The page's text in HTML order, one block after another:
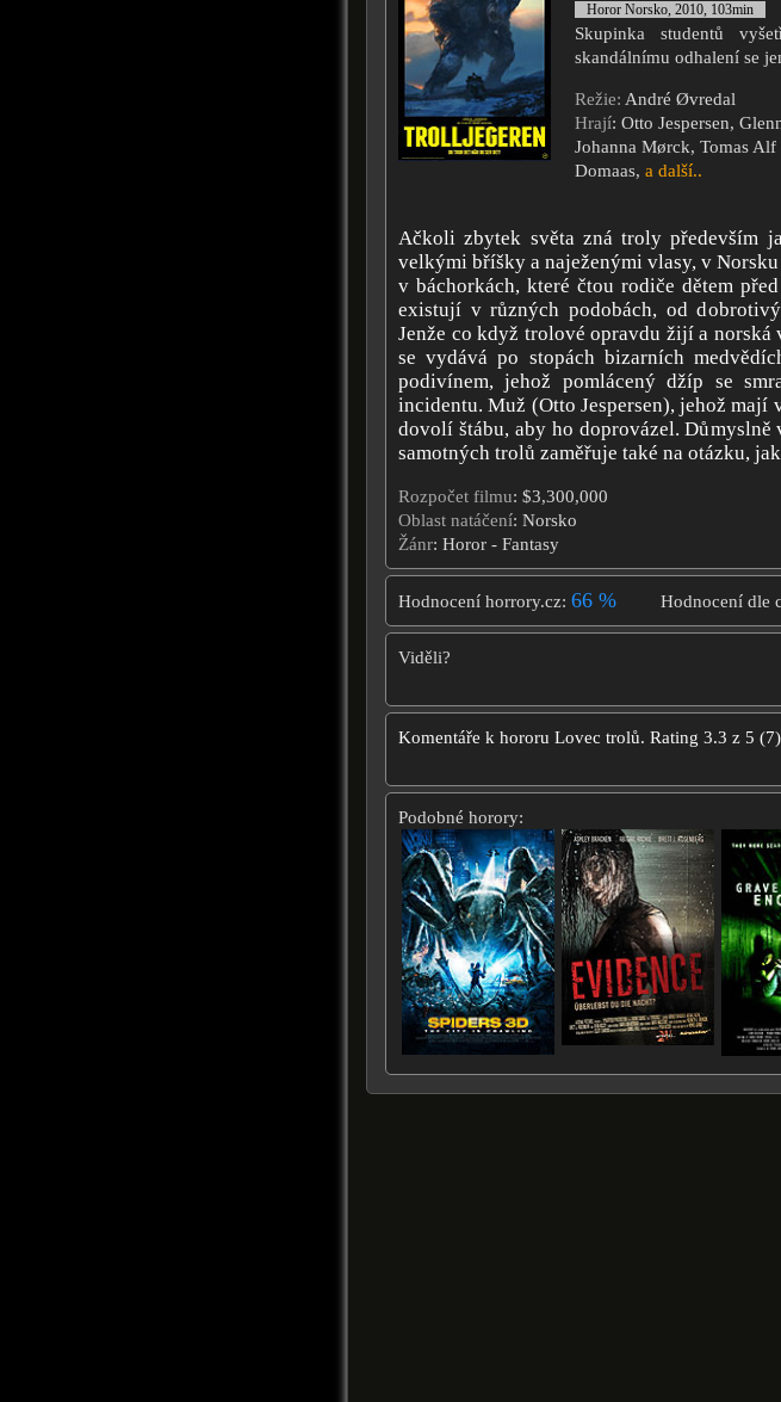
Horor Norsko, 2010, 103min
Skupinka studentů
skandálnímu odhalení se
Režie: André Øvredal
Hrají: Otto Jespersen,
Johanna Mørck, Tomas
Domaas, a další..
Ačkoli zbytek světa zná troly především
velkými bříšky a naježenými vlasy, v
v báchorkách, které čtou rodiče dětem
existují v různých podobách, od
Jenže co když trolové opravdu žijí a
se vydává po stopách bizarních
podivínem, jehož pomlácený džíp se
incidentu. Muž (Otto Jespersen), jehož
dovolí štábu, aby ho doprovázel.
samotných trolů zaměřuje také na otázku,
Rozpočet filmu: $3,300,000
Oblast natáčení: Norsko
Žánr: Horor - Fantasy
Hodnocení horrory.cz: 66 % Hodnocení dle
Viděli?
Komentáře k hororu Lovec trolů. Rating 3.3 z 5 (7)
Podobné horory: